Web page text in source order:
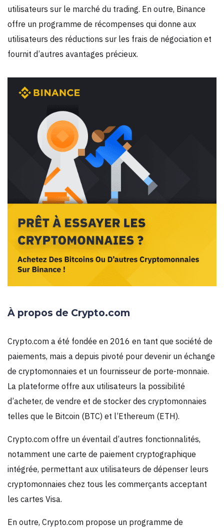
utilisateurs sur le marché du trading. En outre, Binance
offre un programme de récompenses qui donne aux
utilisateurs des réductions sur les frais de négociation et
fournit d’autres avantages précieux.
À propos de Crypto.com
Crypto.com a été fondée en 2016 en tant que société de
paiements, mais a depuis pivoté pour devenir un échange
de cryptomonnaies et un fournisseur de porte-monnaie.
La plateforme offre aux utilisateurs la possibilité
d’acheter, de vendre et de stocker des cryptomonnaies
telles que le Bitcoin (BTC) et l’Ethereum (ETH).
Crypto.com offre un éventail d’autres fonctionnalités,
notamment une carte de paiement cryptographique
intégrée, permettant aux utilisateurs de dépenser leurs
cryptomonnaies chez tous les commerçants acceptant
les cartes Visa.
En outre, Crypto.com propose un programme de